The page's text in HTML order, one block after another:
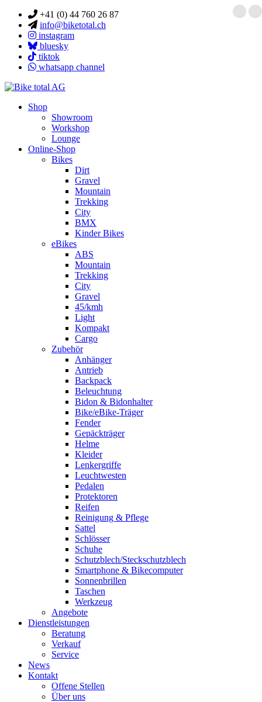
+41 (0) 44 760 26 87
info@biketotal.ch
instagram
bluesky
tiktok
whatsapp channel
Shop
Showroom
Workshop
Lounge
Online-Shop
Bikes
Dirt
Gravel
Mountain
Trekking
City
BMX
Kinder Bikes
eBikes
ABS
Mountain
Trekking
City
Gravel
45/kmh
Light
Kompakt
Cargo
Zubehör
Anhänger
Antrieb
Backpack
Beleuchtung
Bidon & Bidonhalter
Bike/eBike-Träger
Fender
Gepäckträger
Helme
Kleider
Lenkergriffe
Leuchtwesten
Pedalen
Protektoren
Reifen
Reinigung & Pflege
Sattel
Schlösser
Schuhe
Schutzblech/Steckschutzblech
Smartphone & Bikecomputer
Sonnenbrillen
Taschen
Werkzeug
Angebote
Dienstleistungen
Beratung
Verkauf
Service
News
Kontakt
Offene Stellen
Über uns